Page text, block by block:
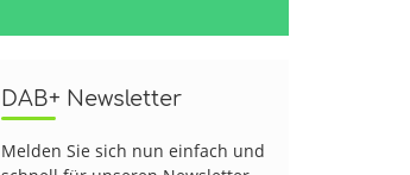
DAB+ Newsletter
Melden Sie sich nun einfach und